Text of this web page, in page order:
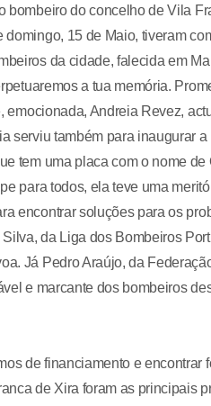
bombeiro do concelho de Vila
domingo, 15 de Maio, tiveram
da cidade, falecida em
a tua memória.
emocionada, Andreia Revez,
serviu também para inaugurar
tem uma placa com o nome
para todos, ela teve uma
encontrar soluções para os
da Liga dos Bombeiros
Já Pedro Araújo, da
e marcante dos bombeiros
de financiamento e
de Xira foram as principais